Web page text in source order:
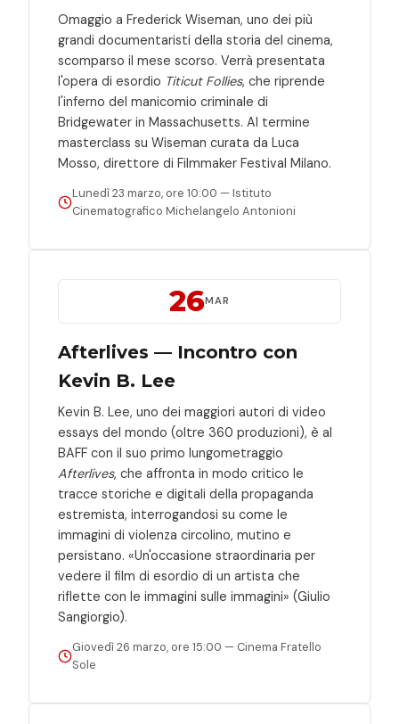
Omaggio a Frederick Wiseman, uno dei più
grandi documentaristi della storia del cinema,
scomparso il mese scorso. Verrà presentata
l'opera di esordio Titicut Follies, che riprende
l'inferno del manicomio criminale di
Bridgewater in Massachusetts. Al termine
masterclass su Wiseman curata da Luca
Mosso, direttore di Filmmaker Festival Milano.
Lunedì 23 marzo, ore 10:00 — Istituto
Cinematografico Michelangelo Antonioni
26MAR
Afterlives — Incontro con
Kevin B. Lee
Kevin B. Lee, uno dei maggiori autori di video
essays del mondo (oltre 360 produzioni), è al
BAFF con il suo primo lungometraggio
Afterlives, che affronta in modo critico le
tracce storiche e digitali della propaganda
estremista, interrogandosi su come le
immagini di violenza circolino, mutino e
persistano. «Un'occasione straordinaria per
vedere il film di esordio di un artista che
riflette con le immagini sulle immagini» (Giulio
Sangiorgio).
Giovedì 26 marzo, ore 15:00 — Cinema Fratello
Sole